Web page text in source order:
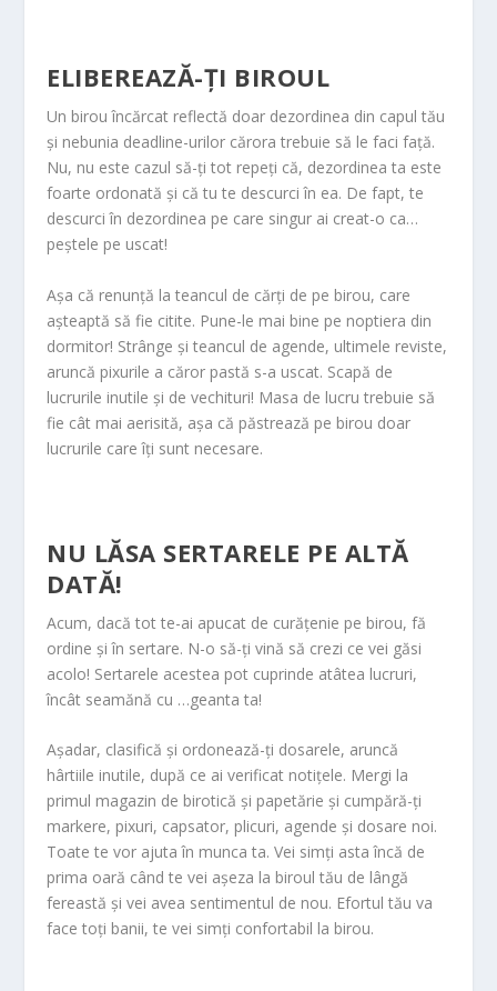
ELIBEREAZĂ-ȚI BIROUL
Un birou încărcat reflectă doar dezordinea din capul tău
și nebunia deadline-urilor cărora trebuie să le faci față.
Nu, nu este cazul să-ți tot repeți că, dezordinea ta este
foarte ordonată și că tu te descurci în ea. De fapt, te
descurci în dezordinea pe care singur ai creat-o ca…
peștele pe uscat!
Așa că renunță la teancul de cărți de pe birou, care
așteaptă să fie citite. Pune-le mai bine pe noptiera din
dormitor! Strânge și teancul de agende, ultimele reviste,
aruncă pixurile a căror pastă s-a uscat. Scapă de
lucrurile inutile și de vechituri! Masa de lucru trebuie să
fie cât mai aerisită, așa că păstrează pe birou doar
lucrurile care îți sunt necesare.
NU LĂSA SERTARELE PE ALTĂ
DATĂ!
Acum, dacă tot te-ai apucat de curățenie pe birou, fă
ordine și în sertare. N-o să-ți vină să crezi ce vei găsi
acolo! Sertarele acestea pot cuprinde atâtea lucruri,
încât seamănă cu …geanta ta!
Așadar, clasifică și ordonează-ți dosarele, aruncă
hârtiile inutile, după ce ai verificat notițele. Mergi la
primul magazin de birotică și papetărie și cumpără-ți
markere, pixuri, capsator, plicuri, agende și dosare noi.
Toate te vor ajuta în munca ta. Vei simți asta încă de
prima oară când te vei așeza la biroul tău de lângă
fereastă și vei avea sentimentul de nou. Efortul tău va
face toți banii, te vei simți confortabil la birou.